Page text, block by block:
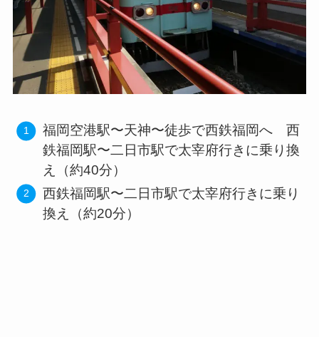
福岡空港駅〜天神〜徒歩で西鉄福岡へ 西
鉄福岡駅〜二日市駅で太宰府行きに乗り換
え（約40分）
西鉄福岡駅〜二日市駅で太宰府行きに乗り
換え（約20分）